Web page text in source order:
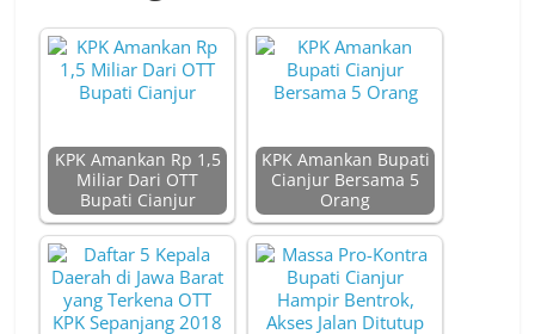
KPK Amankan Rp 1,5
Miliar Dari OTT
Bupati Cianjur
KPK Amankan Bupati
Cianjur Bersama 5
Orang